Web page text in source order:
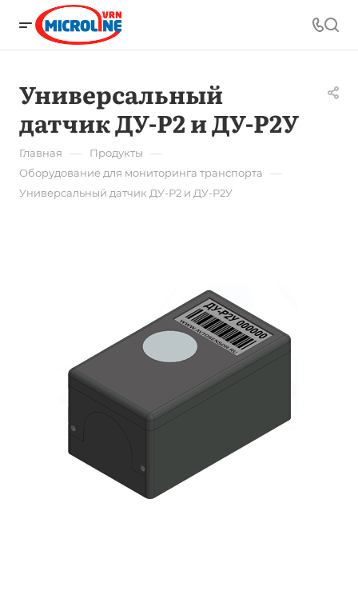
Универсальный
датчик ДУ-Р2 и ДУ-Р2У
Главная — Продукты —
Оборудование для мониторинга транспорта —
Универсальный датчик ДУ-Р2 и ДУ-Р2У